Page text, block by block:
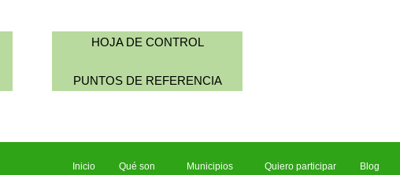
HOJA DE CONTROL
PUNTOS DE REFERENCIA
Inicio Qué son Municipios Quiero participar Blog